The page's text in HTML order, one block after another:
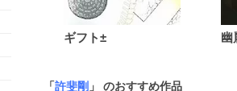
ギフト± 幽
「許斐剛 」 のおすすめ作品